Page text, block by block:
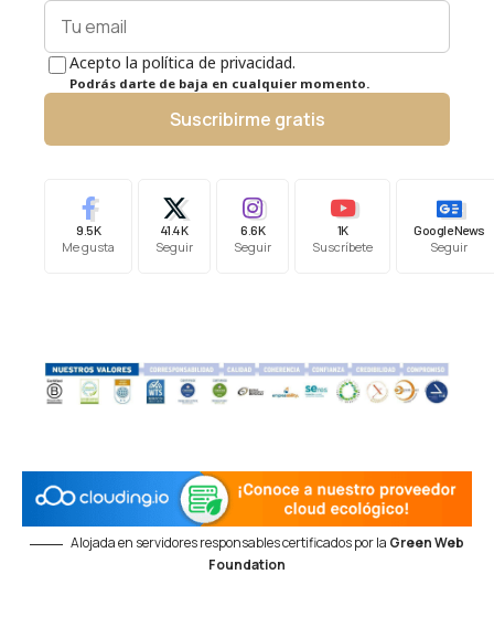
Acepto la política de privacidad.
Podrás darte de baja en cualquier momento.
Suscribirme gratis
9.5K
Me gusta
41.4K
Seguir
6.6K
Seguir
1K
Suscríbete
Google News
Seguir
Alojada en servidores responsables certificados por la Green Web
Foundation